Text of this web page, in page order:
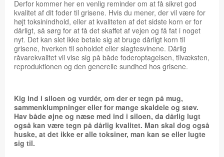
Derfor kommer her en venlig reminder om at få sikret god
kvalitet af dit foder til grisene. Hvis du mener, der vil være for
højt toksinindhold, eller at kvaliteten af det sidste korn er for
dårligt, så sørg for at få det skaffet af vejen og få fat i noget
nyt. Det kan slet ikke betale sig at bruge dårligt korn til
grisene, hverken til soholdet eller slagtesvinene. Dårlig
råvarekvalitet vil vise sig på både foderoptagelsen, tilvæksten,
reproduktionen og den generelle sundhed hos grisene.
Kig ind i siloen og vurdér, om der er tegn på mug,
sammenklumpninger eller for mange skaldele og støv.
Hav både øjne og næse med ind i siloen, da dårlig lugt
også kan være tegn på dårlig kvalitet. Man skal dog også
huske, at det ikke er alle toksiner, man kan se eller lugte
sig til.